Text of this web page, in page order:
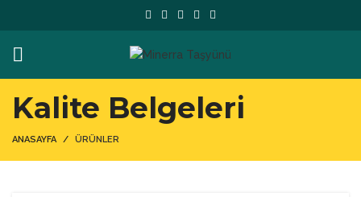
Kalite Belgeleri
ANASAYFA ÜRÜNLER